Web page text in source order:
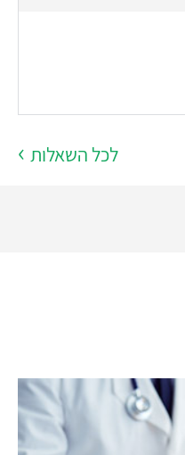
לכל השאלות